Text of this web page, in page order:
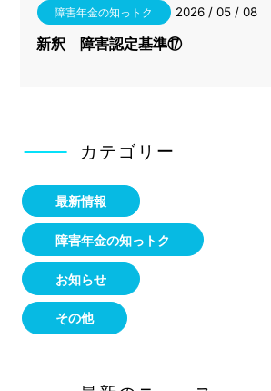
障害年金の知っトク 2026 / 05 / 08
新釈 障害認定基準⑰
カテゴリー
最新情報
障害年金の知っトク
お知らせ
その他